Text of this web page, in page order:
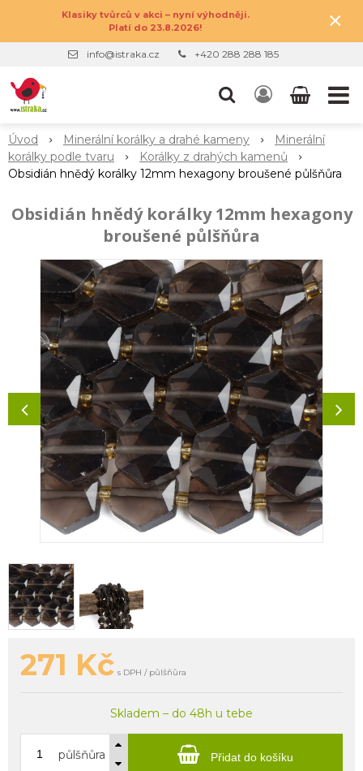
Klasiky tvůrců v akci – nyní výhodněji.
Platí do 23.8.2026!
×
info@istraka.cz +420 288 288 185
Úvod Minerální korálky a drahé kameny
Minerální
korálky podle tvaru
Korálky z drahých kamenů
Obsidián hnědý korálky 12mm hexagony broušené půlšňůra
Obsidián hnědý korálky 12mm hexagony
broušené půlšňůra
271 Kč s DPH / půlšňůra
Skladem – do 48h u tebe
půlšňůra Přidat do košíku